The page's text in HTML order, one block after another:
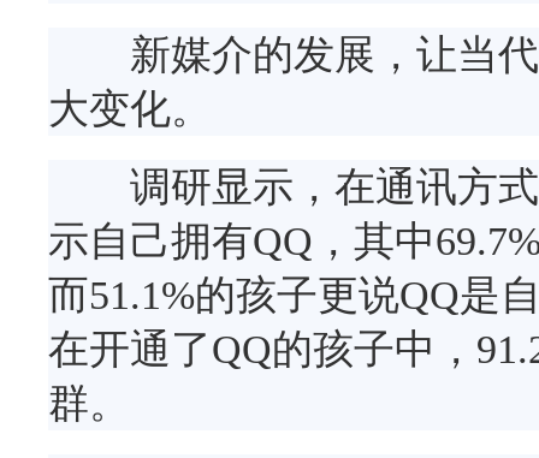
新媒介的发展，让当代
大变化。
调研显示，在通讯方式
示自己拥有QQ，其中
而51.1%的孩子更说QQ是
在开通了QQ的孩子中，
群。